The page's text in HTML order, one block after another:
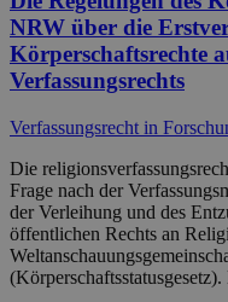
NRW über die
Körperschaftsrechte
Verfassungsrechts
Verfassungsrecht in
Die
Frage nach der
der Verleihung und des
öffentlichen Rechts an